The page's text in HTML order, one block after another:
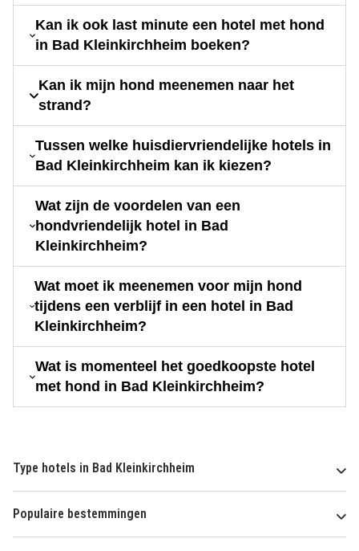
Kan ik ook last minute een hotel met hond
in Bad Kleinkirchheim boeken?
Kan ik mijn hond meenemen naar het
strand?
Tussen welke huisdiervriendelijke hotels in
Bad Kleinkirchheim kan ik kiezen?
Wat zijn de voordelen van een
hondvriendelijk hotel in Bad
Kleinkirchheim?
Wat moet ik meenemen voor mijn hond
tijdens een verblijf in een hotel in Bad
Kleinkirchheim?
Wat is momenteel het goedkoopste hotel
met hond in Bad Kleinkirchheim?
Type hotels in Bad Kleinkirchheim
Populaire bestemmingen